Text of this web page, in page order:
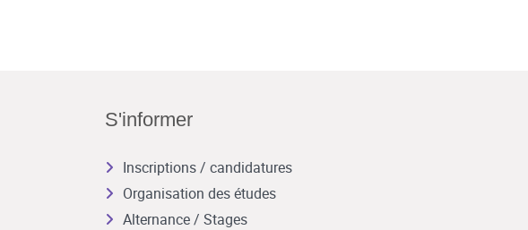
S'informer
Inscriptions / candidatures
Organisation des études
Alternance / Stages